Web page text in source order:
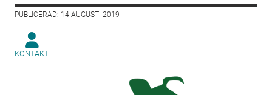
PUBLICERAD: 14 AUGUSTI 2019
KONTAKT